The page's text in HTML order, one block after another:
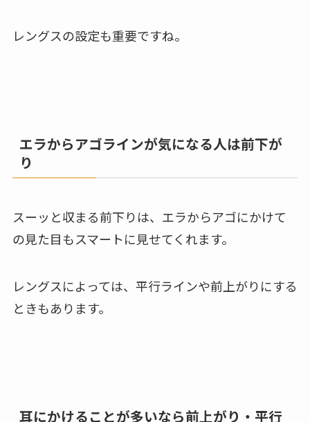
レングスの設定も重要ですね。
エラからアゴラインが気になる人は前下が
り
スーッと収まる前下りは、エラからアゴにかけて
の見た目もスマートに見せてくれます。
レングスによっては、平行ラインや前上がりにする
ときもあります。
耳にかけることが多いなら前上がり・平行